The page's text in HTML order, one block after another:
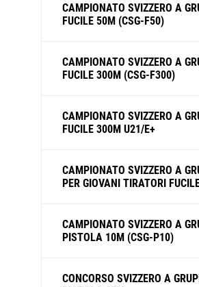
CAMPIONATO SVIZZERO A
FUCILE 50M (CSG-F50)
CAMPIONATO SVIZZERO A
FUCILE 300M (CSG-F300)
CAMPIONATO SVIZZERO A
FUCILE 300M U21/E+
CAMPIONATO SVIZZERO A
PER GIOVANI TIRATORI
CAMPIONATO SVIZZERO A
PISTOLA 10M (CSG-P10)
CONCORSO SVIZZERO A